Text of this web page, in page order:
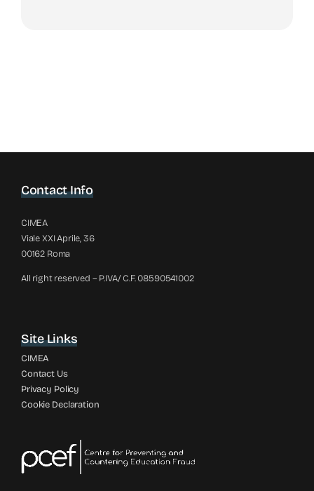
Contact Info
CIMEA
Viale XXI Aprile, 36
00162 Roma
All right reserved – P.IVA/ C.F. 08590541002
Site Links
CIMEA
Contact Us
Privacy Policy
Cookie Declaration